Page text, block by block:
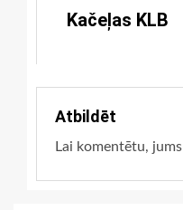
Kačeļas KLB
Atbildēt
Lai komentētu, jums